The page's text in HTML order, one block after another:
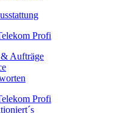
Profi
Aufträge
Profi